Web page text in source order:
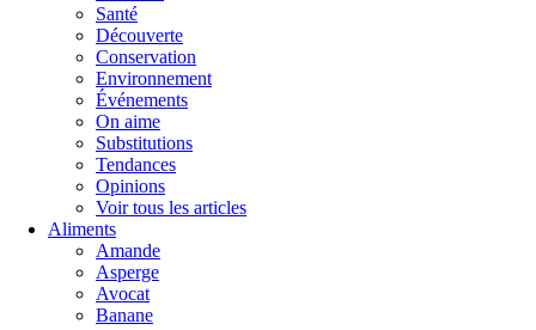
Santé
Découverte
Conservation
Environnement
Événements
On aime
Substitutions
Tendances
Opinions
Voir tous les articles
Aliments
Amande
Asperge
Avocat
Banane